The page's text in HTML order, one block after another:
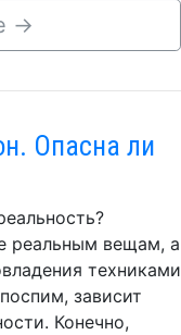
→
Опасна ли
реальным вещам, а
техниками
зависит
Конечно,